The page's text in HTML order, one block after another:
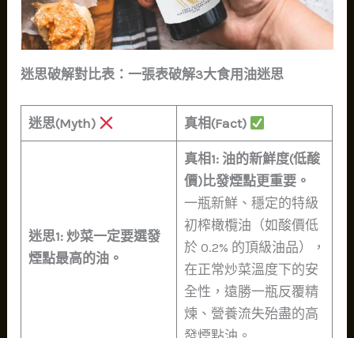
迷思破解對比表：一張表破解3大食用油迷思
迷思(Myth) 真相(Fact)
迷思1: 炒菜一定要選發
煙點最高的油。
真相1: 油的新鮮度(低酸
價)比發煙點更重要。
一瓶新鮮、穩定的特級
初榨橄欖油（如酸價低
於 0.2% 的頂級油品），
在正常炒菜溫度下的安
全性，遠勝一瓶反覆精
煉、營養流失殆盡的高